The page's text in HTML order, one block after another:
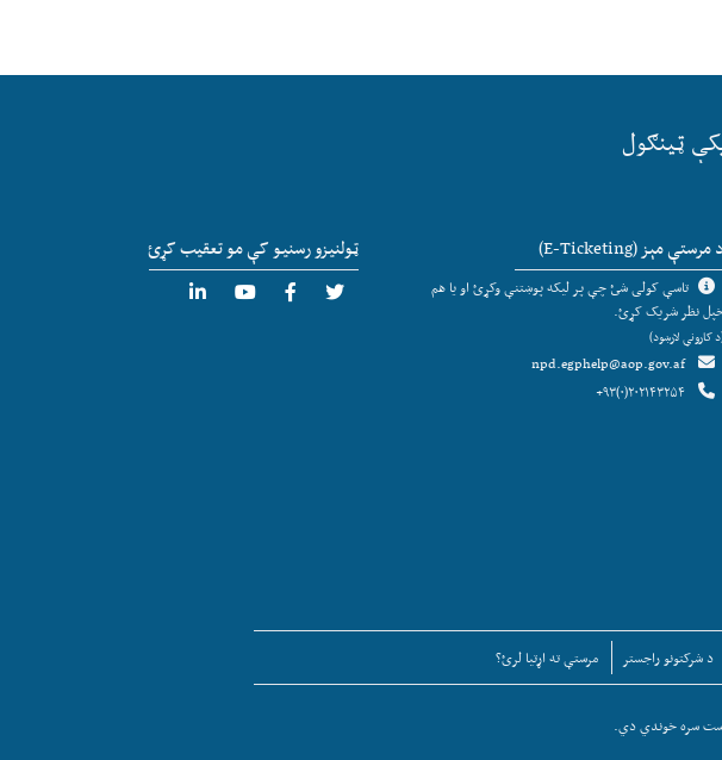
ټینګول
د مرستې مېز (E-Ticketing)
تاسې کولی شئ چې پر لیکه پوښتنې وکړئ او یا هم
نظر شریک کړئ.
کارونې لارښود)
npd.egphelp@aop.gov.af
ټولنیزو رسنیو کې مو تعقیب کړئ
د شرکتونو راجستر مرستې ته اړتیا لرئ؟